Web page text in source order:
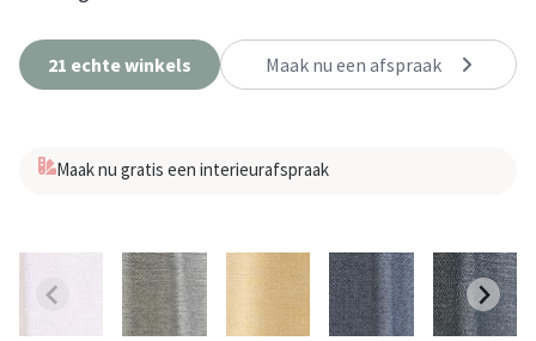
21 echte winkels Maak nu een afspraak
Maak nu gratis een interieurafspraak